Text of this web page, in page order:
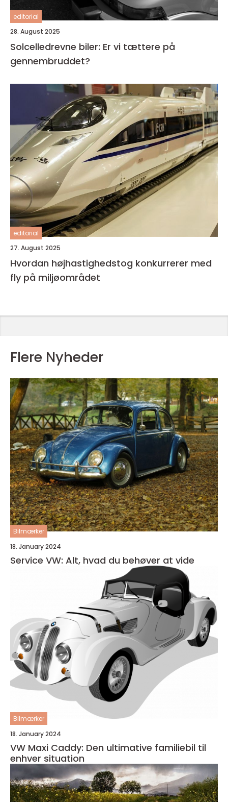
editorial
28. August 2025
Solcelledrevne biler: Er vi tættere på
gennembruddet?
editorial
27. August 2025
Hvordan højhastighedstog konkurrerer med
fly på miljøområdet
Flere Nyheder
Bilmærker
18. January 2024
Service VW: Alt, hvad du behøver at vide
Bilmærker
18. January 2024
VW Maxi Caddy: Den ultimative familiebil til
enhver situation